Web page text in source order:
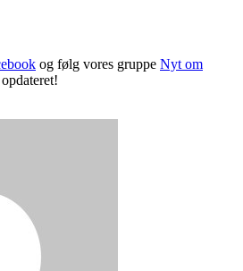
og følg vores gruppe Nyt om